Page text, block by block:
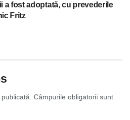
a fost adoptată, cu prevederile
Fritz
Câmpurile obligatorii sunt